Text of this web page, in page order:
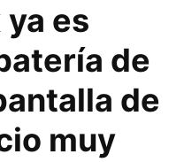
es
de
de
muy